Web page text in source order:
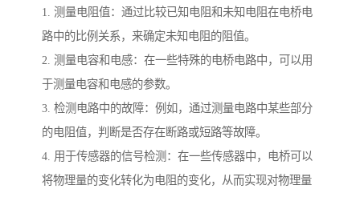
1. 测量电阻值：通过比较已知电阻和未知电阻在电桥电
路中的比例关系，来确定未知电阻的阻值。
2. 测量电容和电感：在一些特殊的电桥电路中，可以用
于测量电容和电感的参数。
3. 检测电路中的故障：例如，通过测量电路中某些部分
的电阻值，判断是否存在断路或短路等故障。
4. 用于传感器的信号检测：在一些传感器中，电桥可以
将物理量的变化转化为电阻的变化，从而实现对物理量